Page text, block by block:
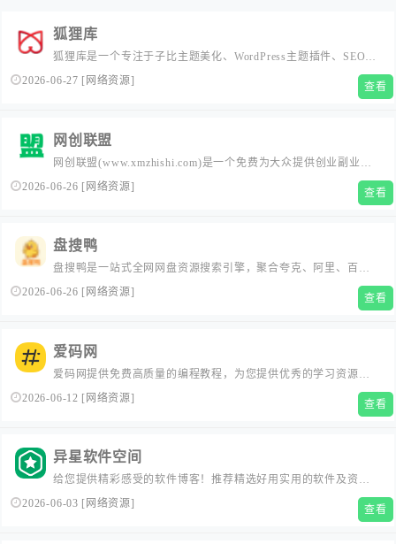
狐狸库
狐狸库是一个专注于子比主题美化、WordPress主题插件、SEO优
化技巧和技术博客的网站，为您提供最新的网站建设教程和内容
管理系统相关资讯。欢迎浏览我们的传奇脚本教程和传奇素材下
2026-06-27 [ 网络资源] 查看
网创联盟
网创联盟(www.xmzhishi.com)是一个免费为大众提供创业副业项
目的推荐资讯平台，在这里可以学到最新前沿的创业赚钱项目技
2026-06-26 [ 网络资源] 查看
盘搜鸭
盘搜鸭是一站式全网网盘资源搜索引擎，聚合夸克、阿里、百
度、UC、迅雷、123、115、天翼、移动等多家网盘资源，快速查
2026-06-26 [ 网络资源] 查看
爱码网
爱码网提供免费高质量的编程教程，为您提供优秀的学习资源，
帮助您轻松掌握编程技能。
2026-06-12 [ 网络资源] 查看
异星软件空间
给您提供精彩感受的软件博客！推荐精选好用实用的软件及资
源，且有详细的图文评测介绍。大量绿色、好用软件及资源下
2026-06-03 [ 网络资源] 查看